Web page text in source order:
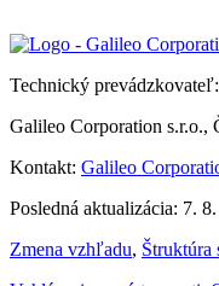
Technický prevádzkovateľ:
Galileo Corporation s.r.o.,
Kontakt: Galileo
Posledná aktualizácia: 7.
Zmena vzhľadu, Štruktúra